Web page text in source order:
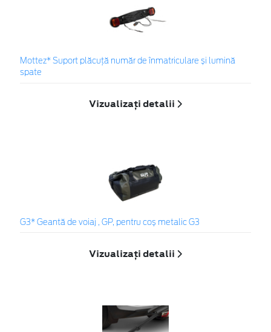
Mottez* Suport plăcuță număr de înmatriculare și lumină
spate
Vizualizați detalii
G3* Geantă de voiaj , GP, pentru coș metalic G3
Vizualizați detalii